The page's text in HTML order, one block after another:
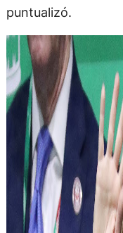
puntualizó.